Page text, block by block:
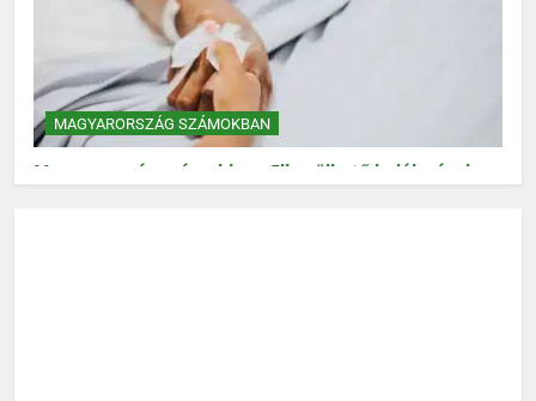
MAGYARORSZÁG SZÁMOKBAN
Magyarország számokban: Elkerülhető halálozások